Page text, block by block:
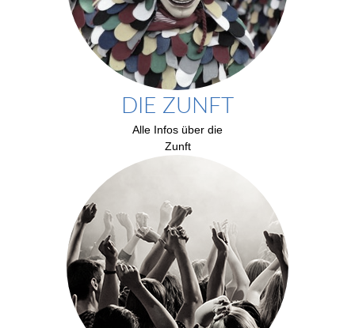
DIE ZUNFT
Alle Infos über die
Zunft